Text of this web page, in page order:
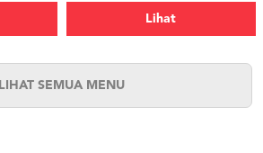
Lihat
LIHAT SEMUA MENU